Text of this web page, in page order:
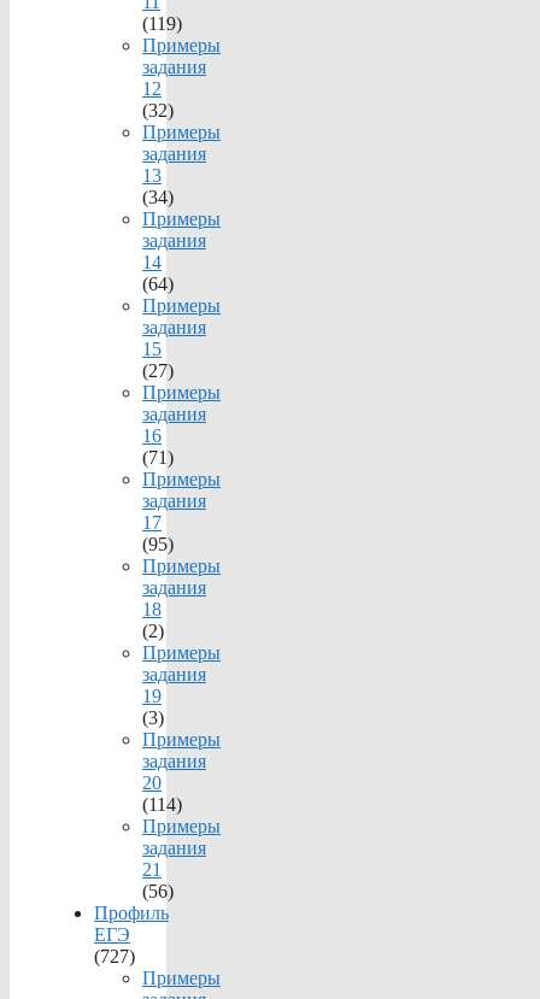
(119)
Примеры
задания
12
(32)
Примеры
задания
13
(34)
Примеры
задания
14
(64)
Примеры
задания
15
(27)
Примеры
задания
16
(71)
Примеры
задания
17
(95)
Примеры
задания
18
(2)
Примеры
задания
19
(3)
Примеры
задания
20
(114)
Примеры
задания
21
(56)
Профиль
ЕГЭ
(727)
Примеры